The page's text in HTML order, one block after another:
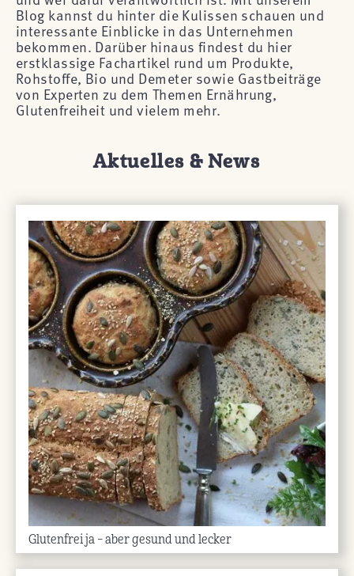
Blog kannst du hinter die Kulissen schauen und
interessante Einblicke in das Unternehmen
bekommen. Darüber hinaus findest du hier
erstklassige Fachartikel rund um Produkte,
Rohstoffe, Bio und Demeter sowie Gastbeiträge
von Experten zu dem Themen Ernährung,
Glutenfreiheit und vielem mehr.
Aktuelles & News
Glutenfrei ja – aber gesund und lecker